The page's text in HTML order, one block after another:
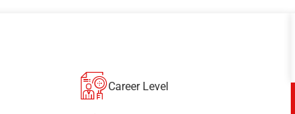
Career Level